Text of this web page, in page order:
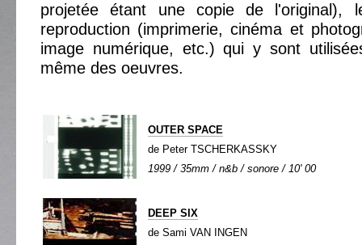
projetée étant une copie de l'original),
reproduction (imprimerie, cinéma et
image numérique, etc.) qui y sont
même des oeuvres.
OUTER SPACE
de Peter TSCHERKASSKY
1999 / 35mm / n&b / sonore / 10' 00
DEEP SIX
de Sami VAN INGEN